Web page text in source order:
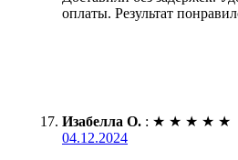
оплаты. Результат
Изабелла О. : ★ ★ ★ ★ ★
04.12.2024